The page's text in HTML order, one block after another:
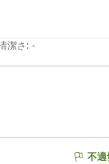
潔さ: -
不適